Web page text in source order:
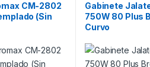
CM-2802
(Sin
Gabinete
750W 80 Plus
Curvo